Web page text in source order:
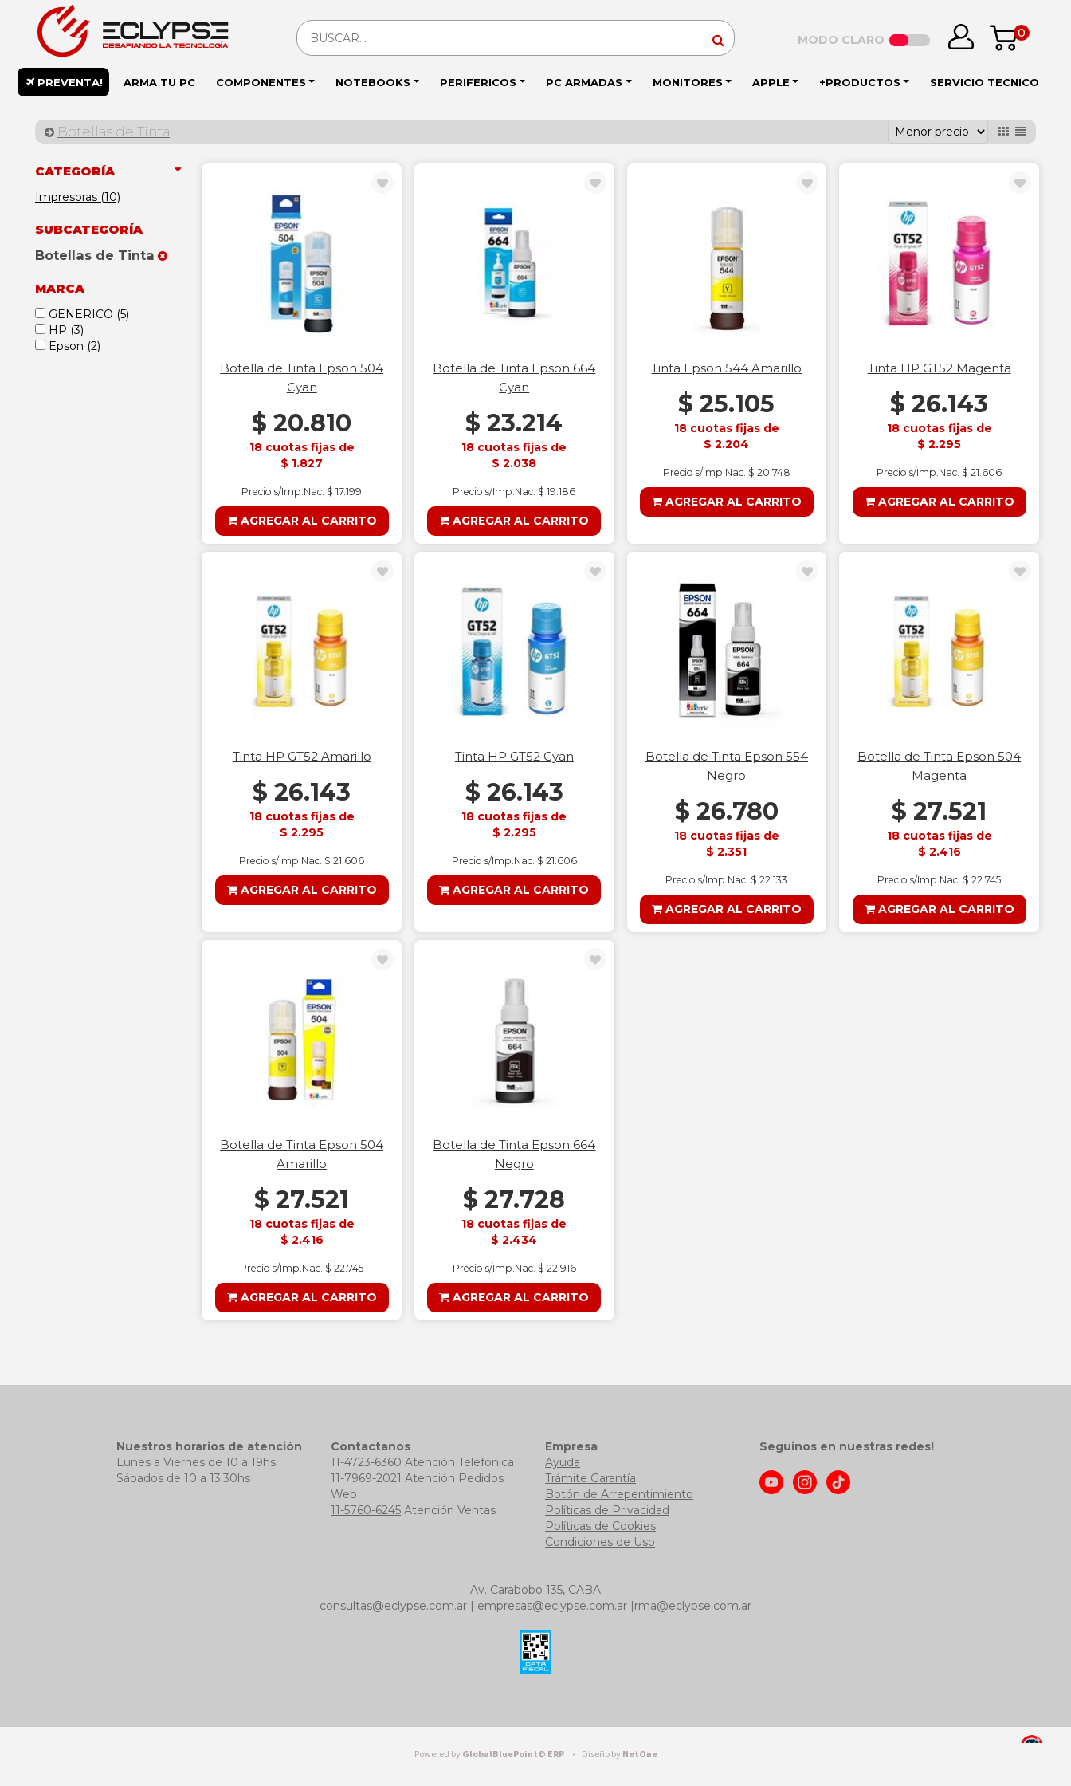
0
MODO CLARO
PREVENTA! ARMA TU PC COMPONENTES NOTEBOOKS PERIFERICOS PC ARMADAS MONITORES APPLE +PRODUCTOS SERVICIO TECNICO
Botellas de Tinta
CATEGORÍA
Impresoras (10)
SUBCATEGORÍA
Botellas de Tinta
MARCA
GENERICO (5)
HP (3)
Epson (2)
Botella de Tinta Epson 504
Cyan
$ 20.810
18 cuotas fijas de
$ 1.827
Precio s/Imp.Nac. $ 17.199
AGREGAR AL CARRITO
Botella de Tinta Epson 664
Cyan
$ 23.214
18 cuotas fijas de
$ 2.038
Precio s/Imp.Nac. $ 19.186
AGREGAR AL CARRITO
Tinta Epson 544 Amarillo
$ 25.105
18 cuotas fijas de
$ 2.204
Precio s/Imp.Nac. $ 20.748
AGREGAR AL CARRITO
Tinta HP GT52 Magenta
$ 26.143
18 cuotas fijas de
$ 2.295
Precio s/Imp.Nac. $ 21.606
AGREGAR AL CARRITO
Tinta HP GT52 Amarillo
$ 26.143
18 cuotas fijas de
$ 2.295
Precio s/Imp.Nac. $ 21.606
AGREGAR AL CARRITO
Tinta HP GT52 Cyan
$ 26.143
18 cuotas fijas de
$ 2.295
Precio s/Imp.Nac. $ 21.606
AGREGAR AL CARRITO
Botella de Tinta Epson 554
Negro
$ 26.780
18 cuotas fijas de
$ 2.351
Precio s/Imp.Nac. $ 22.133
AGREGAR AL CARRITO
Botella de Tinta Epson 504
Magenta
$ 27.521
18 cuotas fijas de
$ 2.416
Precio s/Imp.Nac. $ 22.745
AGREGAR AL CARRITO
Botella de Tinta Epson 504
Amarillo
$ 27.521
18 cuotas fijas de
$ 2.416
Precio s/Imp.Nac. $ 22.745
AGREGAR AL CARRITO
Botella de Tinta Epson 664
Negro
$ 27.728
18 cuotas fijas de
$ 2.434
Precio s/Imp.Nac. $ 22.916
AGREGAR AL CARRITO
Nuestros horarios de atención
Lunes a Viernes de 10 a 19hs.
Sábados de 10 a 13:30hs
Contactanos
11-4723-6360 Atención Telefónica
11-7969-2021 Atención Pedidos
Web
11-5760-6245 Atención Ventas
Empresa
Ayuda
Trámite Garantía
Botón de Arrepentimiento
Políticas de Privacidad
Políticas de Cookies
Condiciones de Uso
Seguinos en nuestras redes!
Av. Carabobo 135, CABA
consultas@eclypse.com.ar | empresas@eclypse.com.ar |rma@eclypse.com.ar
Powered by GlobalBluePoint© ERP - Diseño by NetOne